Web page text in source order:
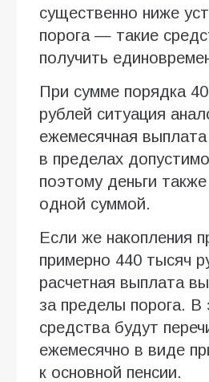
существенно ниже
порога — такие
получить
При сумме порядка
рублей ситуация
ежемесячная выплата
в пределах
поэтому деньги
одной суммой.
Если же накопления
примерно 440 тысяч
расчетная выплата
за пределы порога. В
средства будут
ежемесячно в виде
к основной пенсии.